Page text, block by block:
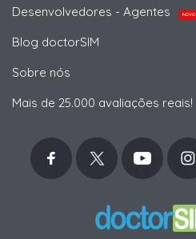
Desenvolvedores - Agentes
NOVO
Blog doctorSIM
Sobre nós
Mais de 25.000 avaliações reais!